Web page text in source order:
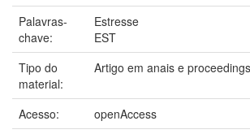
Palavras-
chave:
Estresse
EST
Tipo do
material:
Artigo em anais e proceedings
Acesso:
openAccess